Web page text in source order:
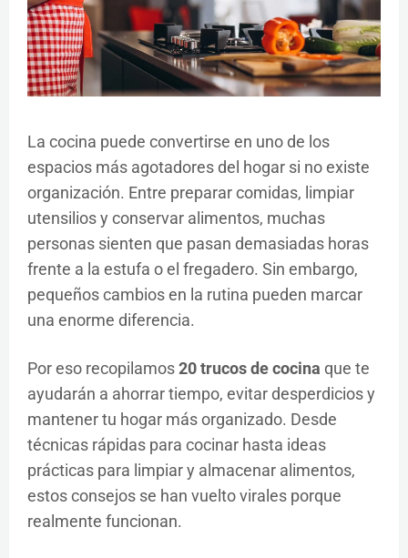
La cocina puede convertirse en uno de los
espacios más agotadores del hogar si no existe
organización. Entre preparar comidas, limpiar
utensilios y conservar alimentos, muchas
personas sienten que pasan demasiadas horas
frente a la estufa o el fregadero. Sin embargo,
pequeños cambios en la rutina pueden marcar
una enorme diferencia.
Por eso recopilamos20 trucos de cocina que te
ayudarán a ahorrar tiempo, evitar desperdicios y
mantener tu hogar más organizado. Desde
técnicas rápidas para cocinar hasta ideas
prácticas para limpiar y almacenar alimentos,
estos consejos se han vuelto virales porque
realmente funcionan.